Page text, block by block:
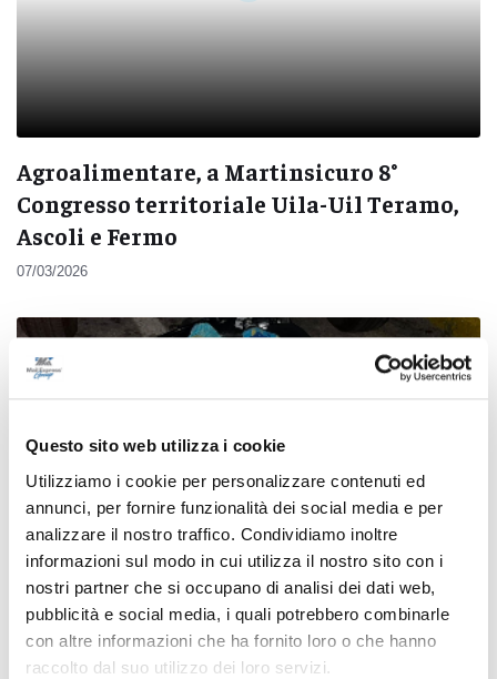
Questo sito web utilizza i cookie
Utilizziamo i cookie per personalizzare contenuti ed
annunci, per fornire funzionalità dei social media e per
analizzare il nostro traffico. Condividiamo inoltre
informazioni sul modo in cui utilizza il nostro sito con i
nostri partner che si occupano di analisi dei dati web,
pubblicità e social media, i quali potrebbero combinarle
con altre informazioni che ha fornito loro o che hanno
raccolto dal suo utilizzo dei loro servizi.
Agroalimentare, a Martinsicuro 8°
Congresso territoriale Uila-Uil Teramo,
Ascoli e Fermo
07/03/2026
Ancona - Sorpreso a pescare 500 ricci di